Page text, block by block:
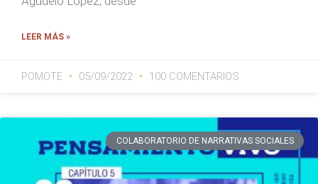
LEER MÁS »
POMOTE 05/09/2022 100 COMENTARIOS
COLABORATORIO DE NARRATIVAS SOCIALES